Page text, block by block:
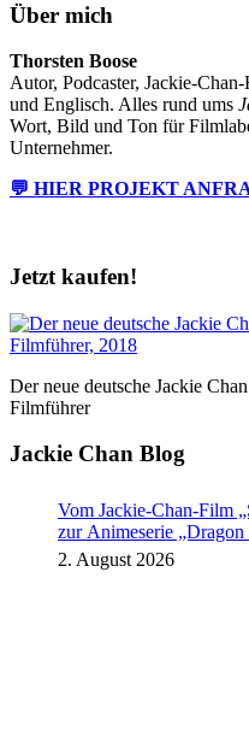
Über mich
Thorsten Boose
Autor, Podcaster, Jackie-
und Englisch. Alles rund ums
Wort, Bild und Ton für
Unternehmer.
💬 HIER PROJEKT
Jetzt kaufen!
Der neue deutsche Jackie Chan
Filmführer
Jackie Chan Blog
Vom Jackie-Chan-Film
zur Animeserie
tritt globale
2. August 2026